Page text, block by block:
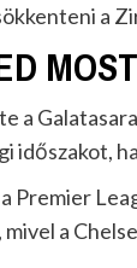
a
a
időszakot,
Premier
mivel a